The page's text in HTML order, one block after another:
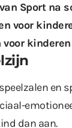
Sport na
voor
en
dan aan.